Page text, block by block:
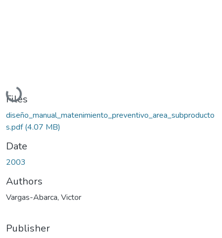
Loading...
Files
diseño_manual_matenimiento_preventivo_area_subproducto
s.pdf(4.07 MB)
Date
2003
Authors
Vargas-Abarca, Victor
Publisher